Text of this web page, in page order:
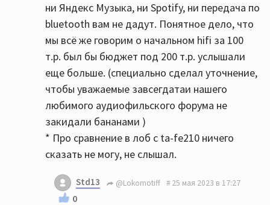
ни Яндекс Музыка, ни Spotify, ни передача по
bluetooth вам не дадут. Понятное дело, что
мы всё же говорим о начальном hifi за 100
т.р. был бы бюджет под 200 т.р. услышали
еще больше. (специально сделал уточнение,
чтобы уважаемые завсегдатаи нашего
любимого аудиофильского форума не
закидали бананами )
* Про сравнение в лоб с ta-fe210 ничего
сказать не могу, не слышал.
Std13 @Lokomotiff 25 мая 2023 в 17:27
0